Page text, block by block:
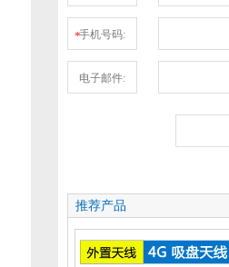
*手机号码:
电子邮件:
推荐产品